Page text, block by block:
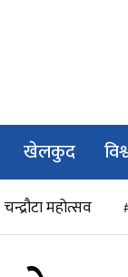
खेलकुद
चन्द्रौटा महोत्सव